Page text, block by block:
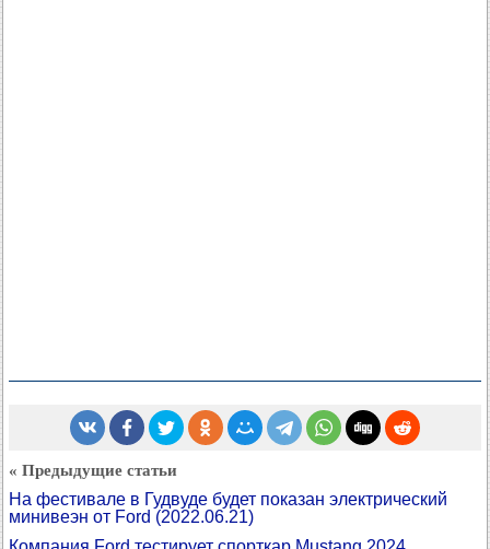
« Предыдущие статьи
На фестивале в Гудвуде будет показан электрический
минивеэн от Ford (2022.06.21)